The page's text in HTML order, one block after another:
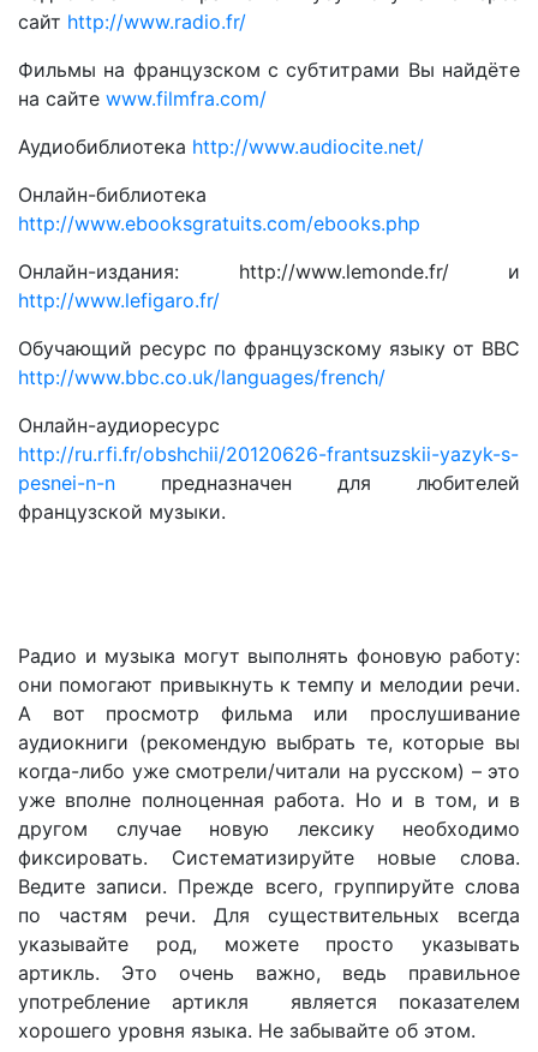
сайт http://www.radio.fr/
Фильмы на французском с субтитрами Вы найдёте
на сайте www.filmfra.com/
Аудиобиблиотека http://www.audiocite.net/
Онлайн-библиотека
http://www.ebooksgratuits.com/ebooks.php
Онлайн-издания: http://www.lemonde.fr/ и
http://www.lefigaro.fr/
Обучающий ресурс по французскому языку от BBC
http://www.bbc.co.uk/languages/french/
Онлайн-аудиоресурс
http://ru.rfi.fr/obshchii/20120626-frantsuzskii-yazyk-s-
pesnei-n-n предназначен для любителей
французской музыки.
Радио и музыка могут выполнять фоновую работу:
они помогают привыкнуть к темпу и мелодии речи.
А вот просмотр фильма или прослушивание
аудиокниги (рекомендую выбрать те, которые вы
когда-либо уже смотрели/читали на русском) – это
уже вполне полноценная работа. Но и в том, и в
другом случае новую лексику необходимо
фиксировать. Систематизируйте новые слова.
Ведите записи. Прежде всего, группируйте слова
по частям речи. Для существительных всегда
указывайте род, можете просто указывать
артикль. Это очень важно, ведь правильное
употребление артикля является показателем
хорошего уровня языка. Не забывайте об этом.